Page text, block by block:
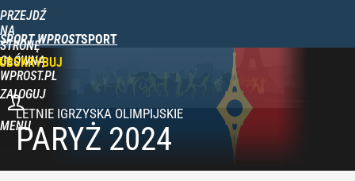
PRZEJDŹ
NA
STRONĘ
GŁÓWNĄ
WPROST.PL
SPORT WPROST
ZALOGUJ
MENUPARYŻ 2024